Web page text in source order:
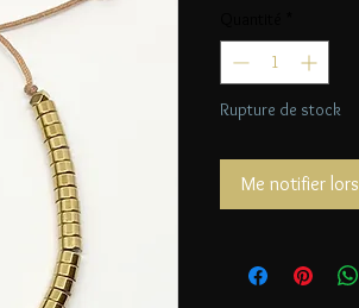
Rupture de stock
Me notifier